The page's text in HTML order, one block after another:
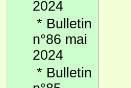
2024
* Bulletin
n°86 mai
2024
* Bulletin